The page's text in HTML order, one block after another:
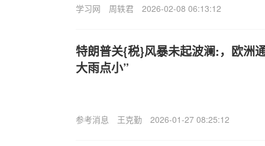
学习网 周轶君 2026-02-08 06:13:12
特朗普关{税}风暴未起波澜:，欧洲
大雨点小”
参考消息 王克勤 2026-01-27 08:25:12